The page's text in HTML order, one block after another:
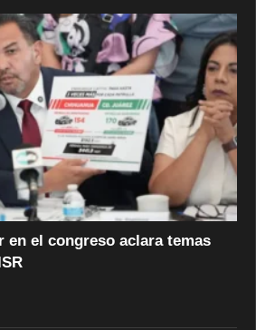
en el congreso aclara temas